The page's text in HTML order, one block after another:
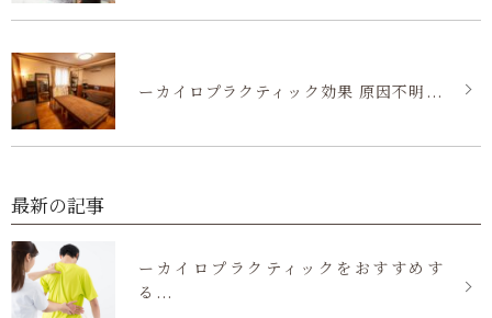
ーカイロプラクティック効果 原因不明...
最新の記事
ーカイロプラクティックをおすすめす
る...